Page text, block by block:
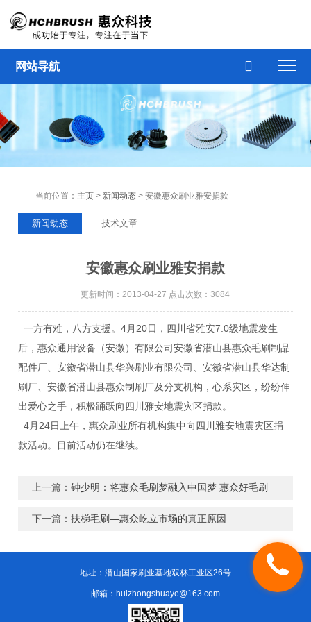
网站导航 
当前位置： 主页 > 新闻动态 > 安徽惠众刷业雅安捐款
新闻动态 技术文章
安徽惠众刷业雅安捐款
更新时间：2013-04-27 点击次数：3084
一方有难，八方支援。4月20日，四川省雅安7.0级地震发生
后，惠众通用设备（安徽）有限公司安徽省潜山县惠众毛刷制品
配件厂、安徽省潜山县华兴刷业有限公司、安徽省潜山县华达制
刷厂、安徽省潜山县惠众制刷厂及分支机构，心系灾区，纷纷伸
出爱心之手，积极踊跃向四川雅安地震灾区捐款。
4月24日上午，惠众刷业所有机构集中向四川雅安地震灾区捐
款活动。目前活动仍在继续。
上一篇：钟少明：将惠众毛刷梦融入中国梦 惠众好毛刷
下一篇：扶梯毛刷—惠众屹立市场的真正原因
地址：潜山国家刷业基地双林工业区26号
邮箱：huizhongshuaye@163.com